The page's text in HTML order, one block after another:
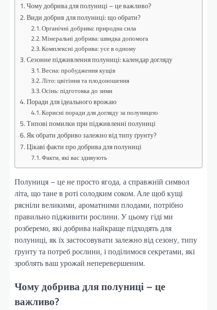
Чому добрива для полуниці – це важливо?
Види добрив для полуниці: що обрати?
Органічні добрива: природна сила
Мінеральні добрива: швидка допомога
Комплексні добрива: усе в одному
Сезонне підживлення полуниці: календар догляду
Весна: пробудження кущів
Літо: цвітіння та плодоношення
Осінь: підготовка до зими
Поради для ідеального врожаю
Корисні поради для догляду за полуницею
Типові помилки при підживленні полуниці
Як обрати добриво залежно від типу ґрунту?
Цікаві факти про добрива для полуниці
Факти, які вас здивують
Полуниця – це не просто ягода, а справжній символ
літа, що тане в роті солодким соком. Але щоб кущі
рясніли великими, ароматними плодами, потрібно
правильно підживити рослини. У цьому гіді ми
розберемо, які добрива найкраще підходять для
полуниці, як їх застосовувати залежно від сезону, типу
ґрунту та потреб рослини, і поділимося секретами, які
зроблять ваш урожай неперевершеним.
Чому добрива для полуниці – це
важливо?